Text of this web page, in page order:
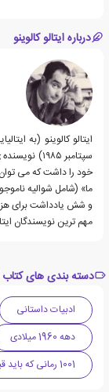
درباره ایتالو کالوینو
سپتامبر
خود را داشت که می
ما» (شامل شوالیه
و شش یادداشت برای
مهم ترین نویسندگان
دسته بندی های کتاب
ادبیات داستانی
دهه 1960 میلادی
1001 رمانی که باید قبل از مرگ بخوانید